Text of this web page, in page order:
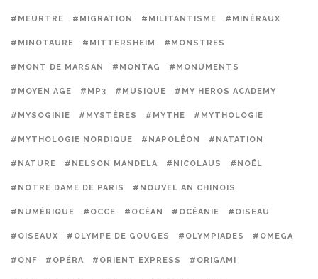
#MEURTRE #MIGRATION #MILITANTISME #MINÉRAUX
#MINOTAURE #MITTERSHEIM #MONSTRES
#MONT DE MARSAN #MONTAG #MONUMENTS
#MOYEN AGE #MP3 #MUSIQUE #MY HEROS ACADEMY
#MYSOGINIE #MYSTÈRES #MYTHE #MYTHOLOGIE
#MYTHOLOGIE NORDIQUE #NAPOLÉON #NATATION
#NATURE #NELSON MANDELA #NICOLAUS #NOËL
#NOTRE DAME DE PARIS #NOUVEL AN CHINOIS
#NUMÉRIQUE #OCCE #OCÉAN #OCÉANIE #OISEAU
#OISEAUX #OLYMPE DE GOUGES #OLYMPIADES #OMEGA
#ONF #OPÉRA #ORIENT EXPRESS #ORIGAMI